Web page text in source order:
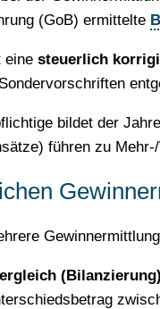
(GoB) ermittelte
eine steuerlich
bildet der
führen zu